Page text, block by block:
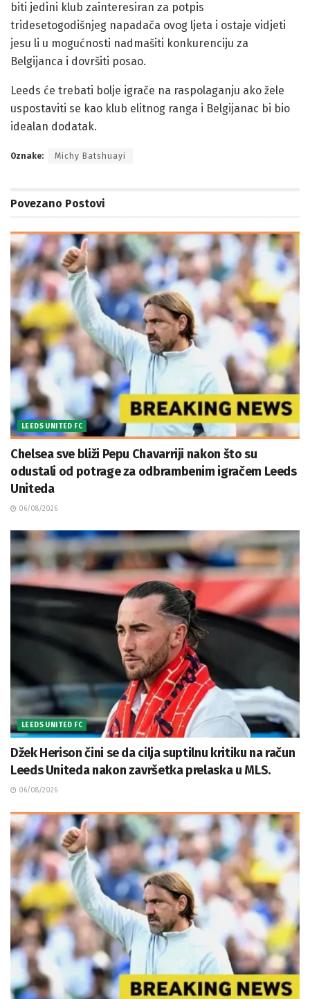
biti jedini klub zainteresiran za potpis
tridesetogodišnjeg napadača ovog ljeta i ostaje vidjeti
jesu li u mogućnosti nadmašiti konkurenciju za
Belgijanca i dovršiti posao.
Leeds će trebati bolje igrače na raspolaganju ako žele
uspostaviti se kao klub elitnog ranga i Belgijanac bi bio
idealan dodatak.
Oznake: Michy Batshuayi
Povezano Postovi
LEEDS UNITED FC
Chelsea sve bliži Pepu Chavarriji nakon što su
odustali od potrage za odbrambenim igračem Leeds
Uniteda
06/08/2026
LEEDS UNITED FC
Džek Herison čini se da cilja suptilnu kritiku na račun
Leeds Uniteda nakon završetka prelaska u MLS.
06/08/2026